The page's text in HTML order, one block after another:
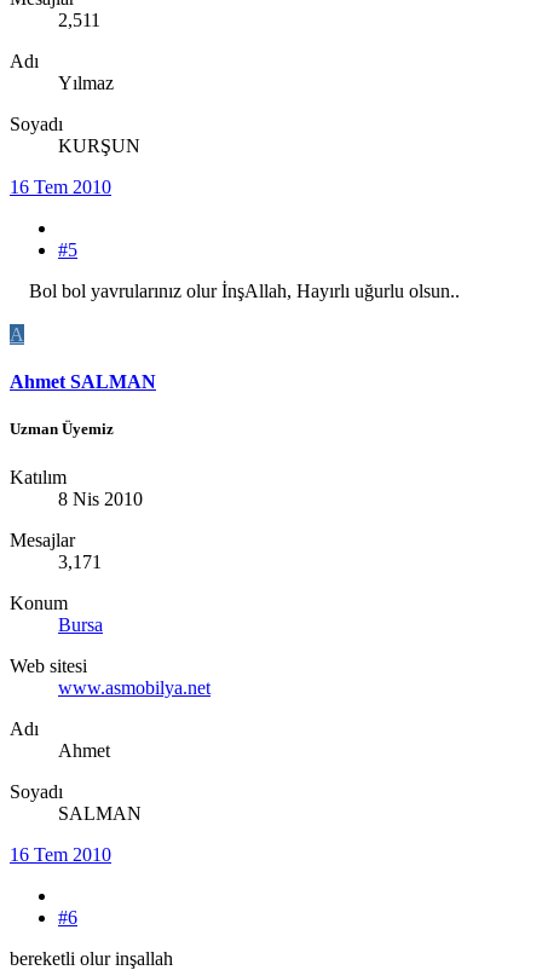
2,511
Adı
Yılmaz
Soyadı
KURŞUN
16 Tem 2010
#5
Bol bol yavrularınız olur İnşAllah, Hayırlı uğurlu olsun..
A
Ahmet SALMAN
Uzman Üyemiz
Katılım
8 Nis 2010
Mesajlar
3,171
Konum
Bursa
Web sitesi
www.asmobilya.net
Adı
Ahmet
Soyadı
SALMAN
16 Tem 2010
#6
bereketli olur inşallah